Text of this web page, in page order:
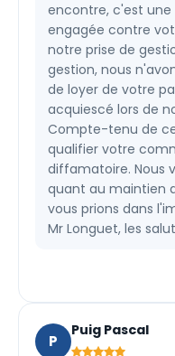
encontre, c'est une
engagée contre
notre prise de
gestion, nous
de loyer de votre
acquiescé lors de
Compte-tenu de
qualifier votre
diffamatoire. Nous
quant au maintien
vous prions dans
Mr Longuet, les
P
Puig Pascal